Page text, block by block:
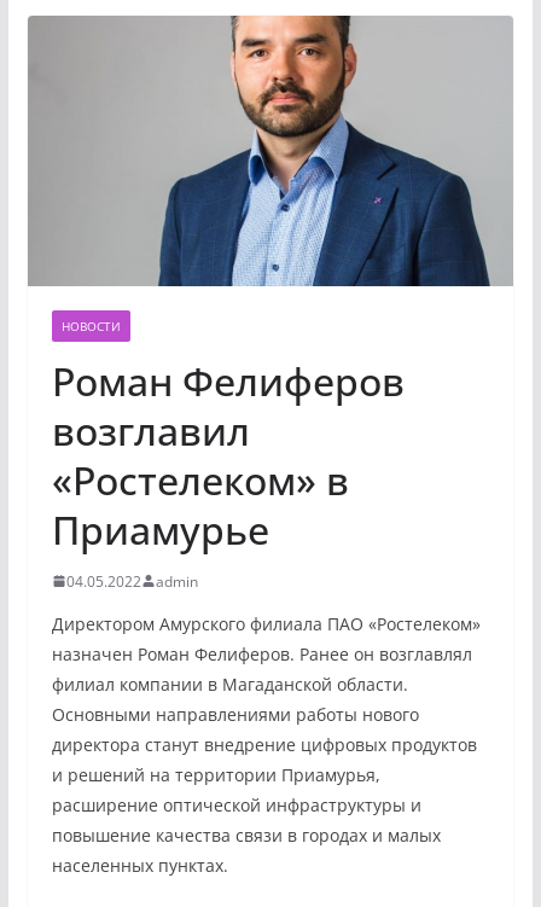
НОВОСТИ
Роман Фелиферов
возглавил
«Ростелеком» в
Приамурье
04.05.2022 admin
Директором Амурского филиала ПАО «Ростелеком»
назначен Роман Фелиферов. Ранее он возглавлял
филиал компании в Магаданской области.
Основными направлениями работы нового
директора станут внедрение цифровых продуктов
и решений на территории Приамурья,
расширение оптической инфраструктуры и
повышение качества связи в городах и малых
населенных пунктах.